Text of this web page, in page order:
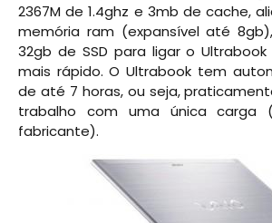
2367M de 1.4ghz e 3mb de cache,
memória ram (expansível até
32gb de SSD para ligar o
mais rápido. O Ultrabook tem
de até 7 horas, ou seja,
trabalho com uma única carga
fabricante).